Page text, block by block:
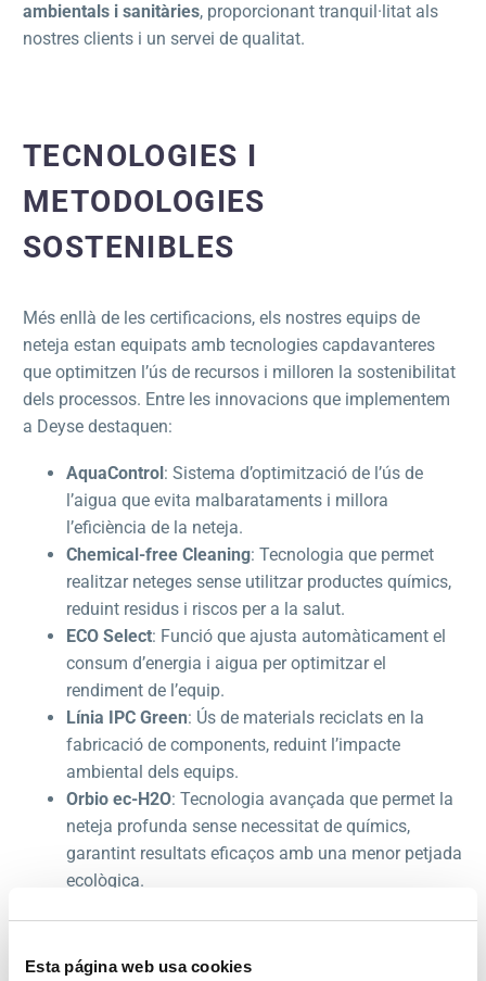
Esta página web usa cookies
ambientals i sanitàries, proporcionant tranquil·litat als
nostres clients i un servei de qualitat.
TECNOLOGIES I
METODOLOGIES
SOSTENIBLES
Més enllà de les certificacions, els nostres equips de
neteja estan equipats amb tecnologies capdavanteres
que optimitzen l’ús de recursos i milloren la sostenibilitat
dels processos. Entre les innovacions que implementem
a Deyse destaquen:
AquaControl: Sistema d’optimització de l’ús de
l’aigua que evita malbarataments i millora
l’eficiència de la neteja.
Chemical-free Cleaning: Tecnologia que permet
realitzar neteges sense utilitzar productes químics,
reduint residus i riscos per a la salut.
ECO Select: Funció que ajusta automàticament el
consum d’energia i aigua per optimitzar el
rendiment de l’equip.
Línia IPC Green: Ús de materials reciclats en la
fabricació de components, reduint l’impacte
ambiental dels equips.
Orbio ec-H2O: Tecnologia avançada que permet la
neteja profunda sense necessitat de químics,
garantint resultats eficaços amb una menor petjada
ecològica.
Aquestes innovacions no només garanteixen un servei de